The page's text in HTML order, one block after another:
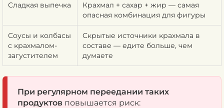
Сладкая выпечка
Крахмал + сахар + жир — самая
опасная комбинация для фигуры
Соусы и колбасы
с крахмалом-
загустителем
Скрытые источники крахмала в
составе — едите больше, чем
думаете
При регулярном переедании таких
продуктов повышается риск: